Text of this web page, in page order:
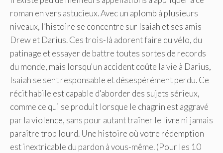
roman en vers astucieux. Avec un aplomb à plusieurs
niveaux, l’histoire se concentre sur Isaiah et ses amis
Drew et Darius. Ces trois-là adorent faire du vélo, du
patinage et essayer de battre toutes sortes de records
du monde, mais lorsqu'un accident coûte la vie à Darius,
Isaiah se sent responsable et désespérément perdu. Ce
récit habile est capable d'aborder des sujets sérieux,
comme ce qui se produit lorsque le chagrin est aggravé
par la violence, sans pour autant traîner le livre ni jamais
paraître trop lourd. Une histoire où votre rédemption
est inextricable du pardon à vous-même. (Pour les 10